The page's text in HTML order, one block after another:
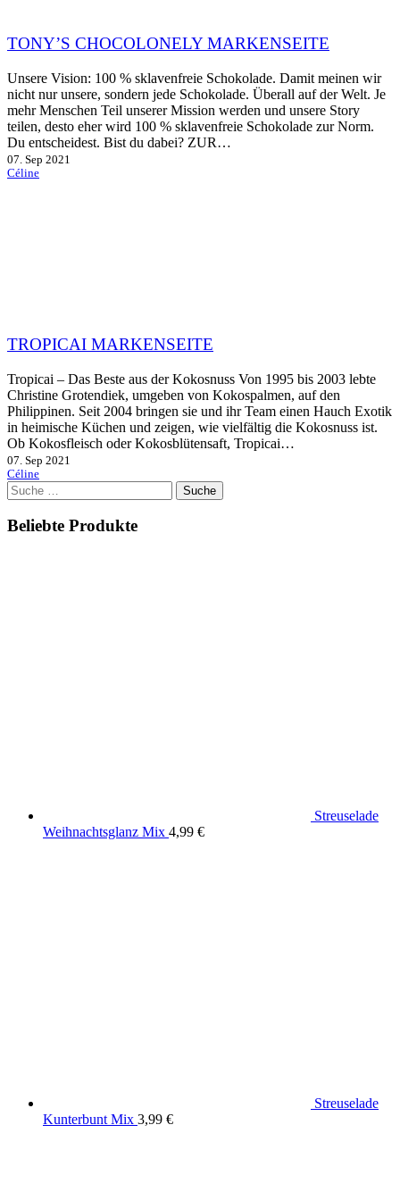
TONY’S CHOCOLONELY MARKENSEITE
Unsere Vision: 100 % sklavenfreie Schokolade. Damit meinen wir
nicht nur unsere, sondern jede Schokolade. Überall auf der Welt. Je
mehr Menschen Teil unserer Mission werden und unsere Story
teilen, desto eher wird 100 % sklavenfreie Schokolade zur Norm.
Du entscheidest. Bist du dabei? ZUR…
07. Sep 2021
Céline
TROPICAI MARKENSEITE
Tropicai – Das Beste aus der Kokosnuss Von 1995 bis 2003 lebte
Christine Grotendiek, umgeben von Kokospalmen, auf den
Philippinen. Seit 2004 bringen sie und ihr Team einen Hauch Exotik
in heimische Küchen und zeigen, wie vielfältig die Kokosnuss ist.
Ob Kokosfleisch oder Kokosblütensaft, Tropicai…
07. Sep 2021
Céline
Suche
nach:
Beliebte Produkte
Streuselade
Weihnachtsglanz Mix 4,99 €
Streuselade
Kunterbunt Mix 3,99 €